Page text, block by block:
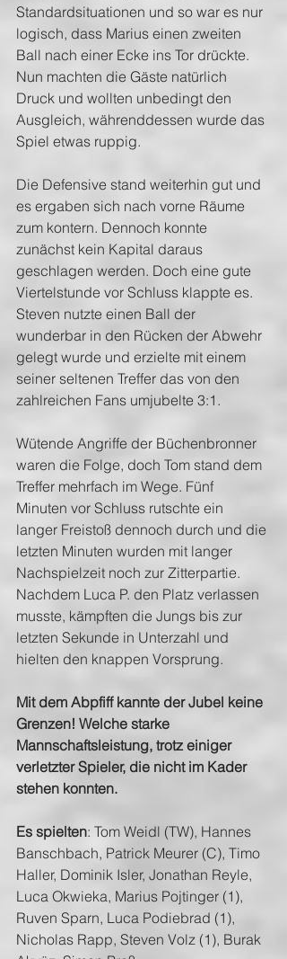
Standardsituationen und so war es nur
logisch, dass Marius einen zweiten
Ball nach einer Ecke ins Tor drückte.
Nun machten die Gäste natürlich
Druck und wollten unbedingt den
Ausgleich, währenddessen wurde das
Spiel etwas ruppig.
Die Defensive stand weiterhin gut und
es ergaben sich nach vorne Räume
zum kontern. Dennoch konnte
zunächst kein Kapital daraus
geschlagen werden. Doch eine gute
Viertelstunde vor Schluss klappte es.
Steven nutzte einen Ball der
wunderbar in den Rücken der Abwehr
gelegt wurde und erzielte mit einem
seiner seltenen Treffer das von den
zahlreichen Fans umjubelte 3:1.
Wütende Angriffe der Büchenbronner
waren die Folge, doch Tom stand dem
Treffer mehrfach im Wege. Fünf
Minuten vor Schluss rutschte ein
langer Freistoß dennoch durch und die
letzten Minuten wurden mit langer
Nachspielzeit noch zur Zitterpartie.
Nachdem Luca P. den Platz verlassen
musste, kämpften die Jungs bis zur
letzten Sekunde in Unterzahl und
hielten den knappen Vorsprung.
Mit dem Abpfiff kannte der Jubel keine
Grenzen! Welche starke
Mannschaftsleistung, trotz einiger
verletzter Spieler, die nicht im Kader
stehen konnten.
Es spielten: Tom Weidl (TW), Hannes
Banschbach, Patrick Meurer (C), Timo
Haller, Dominik Isler, Jonathan Reyle,
Luca Okwieka, Marius Pojtinger (1),
Ruven Sparn, Luca Podiebrad (1),
Nicholas Rapp, Steven Volz (1), Burak